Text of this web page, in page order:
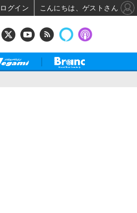
ログイン こんにちは、ゲストさん